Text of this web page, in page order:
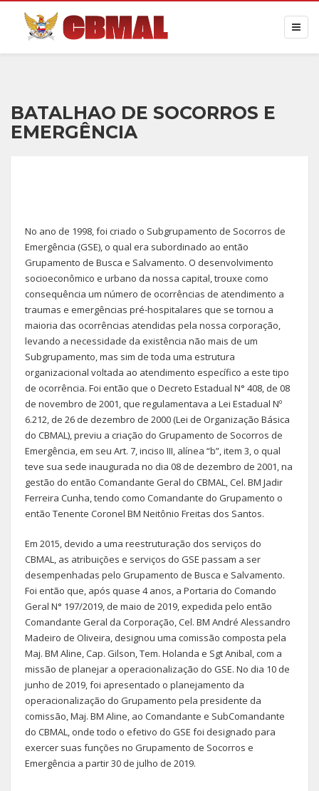
BATALHAO DE SOCORROS E
EMERGÊNCIA
No ano de 1998, foi criado o Subgrupamento de Socorros de
Emergência (GSE), o qual era subordinado ao então
Grupamento de Busca e Salvamento. O desenvolvimento
socioeconômico e urbano da nossa capital, trouxe como
consequência um número de ocorrências de atendimento a
traumas e emergências pré-hospitalares que se tornou a
maioria das ocorrências atendidas pela nossa corporação,
levando a necessidade da existência não mais de um
Subgrupamento, mas sim de toda uma estrutura
organizacional voltada ao atendimento específico a este tipo
de ocorrência. Foi então que o Decreto Estadual N° 408, de 08
de novembro de 2001, que regulamentava a Lei Estadual Nº
6.212, de 26 de dezembro de 2000 (Lei de Organização Básica
do CBMAL), previu a criação do Grupamento de Socorros de
Emergência, em seu Art. 7, inciso III, alínea “b”, item 3, o qual
teve sua sede inaugurada no dia 08 de dezembro de 2001, na
gestão do então Comandante Geral do CBMAL, Cel. BM Jadir
Ferreira Cunha, tendo como Comandante do Grupamento o
então Tenente Coronel BM Neitônio Freitas dos Santos.
Em 2015, devido a uma reestruturação dos serviços do
CBMAL, as atribuições e serviços do GSE passam a ser
desempenhadas pelo Grupamento de Busca e Salvamento.
Foi então que, após quase 4 anos, a Portaria do Comando
Geral N° 197/2019, de maio de 2019, expedida pelo então
Comandante Geral da Corporação, Cel. BM André Alessandro
Madeiro de Oliveira, designou uma comissão composta pela
Maj. BM Aline, Cap. Gilson, Tem. Holanda e Sgt Anibal, com a
missão de planejar a operacionalização do GSE. No dia 10 de
junho de 2019, foi apresentado o planejamento da
operacionalização do Grupamento pela presidente da
comissão, Maj. BM Aline, ao Comandante e SubComandante
do CBMAL, onde todo o efetivo do GSE foi designado para
exercer suas funções no Grupamento de Socorros e
Emergência a partir 30 de julho de 2019.